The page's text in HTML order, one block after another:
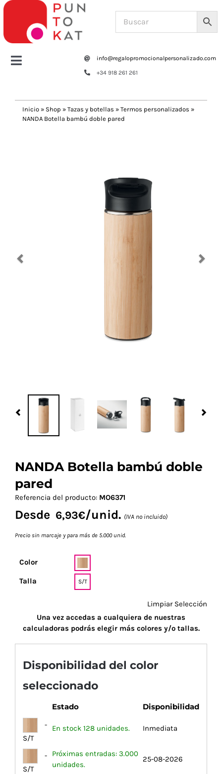
Saltar
contenido
Toggle
Tazas y botellas
Navidad 🎄 Invierno
info@regalopromocionalpersonalizado.com
+34 918 261 261
Inicio » Shop » Tazas y botellas » Termos personalizados »
NANDA Botella bambú doble pared
NANDA Botella bambú doble
pared
Referencia del producto: MO6371
Desde 6,93€/unid. (IVA no incluido)
Precio sin marcaje y para más de 5.000 unid.
Color
Talla S/T
Limpiar Selección
Una vez accedas a cualquiera de nuestras
calculadoras podrás elegir más colores y/o tallas.
Disponibilidad del color
seleccionado
Estado Disponibilidad
-
S/T
En stock 128 unidades. Inmediata
-
S/T
Próximas entradas: 3.000
unidades.
25-08-2026